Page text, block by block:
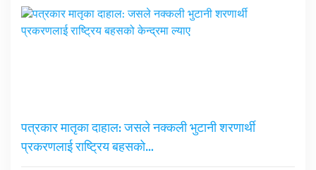
पत्रकार मातृका दाहाल: जसले नक्कली भुटानी शरणार्थी
प्रकरणलाई राष्ट्रिय बहसको…